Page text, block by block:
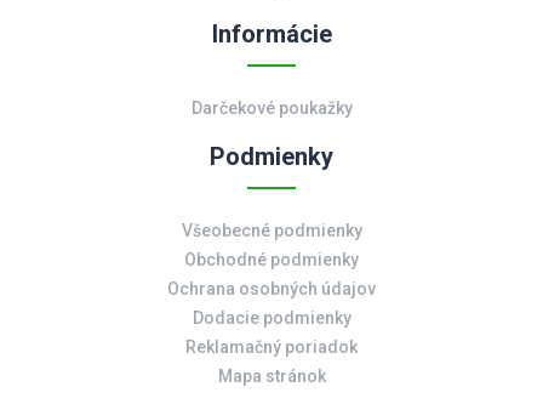
Informácie
Darčekové poukažky
Podmienky
Všeobecné podmienky
Obchodné podmienky
Ochrana osobných údajov
Dodacie podmienky
Reklamačný poriadok
Mapa stránok